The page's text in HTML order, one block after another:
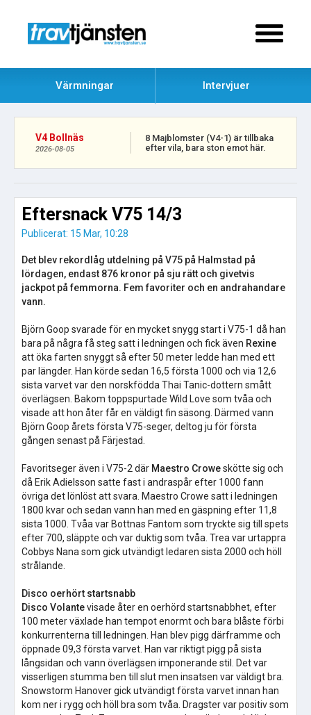
Värmningar Intervjuer
V4 Bollnäs
2026-08-05
8 Majblomster (V4-1) är tillbaka
efter vila, bara ston emot här.
Eftersnack V75 14/3
Publicerat: 15 Mar, 10:28
Det blev rekordlåg utdelning på V75 på Halmstad på
lördagen, endast 876 kronor på sju rätt och givetvis
jackpot på femmorna. Fem favoriter och en andrahandare
vann.
Björn Goop svarade för en mycket snygg start i V75-1 då han
bara på några få steg satt i ledningen och fick även Rexine
att öka farten snyggt så efter 50 meter ledde han med ett
par längder. Han körde sedan 16,5 första 1000 och via 12,6
sista varvet var den norskfödda Thai Tanic-dottern smått
överlägsen. Bakom toppspurtade Wild Love som tvåa och
visade att hon åter får en väldigt fin säsong. Därmed vann
Björn Goop årets första V75-seger, deltog ju för första
gången senast på Färjestad.
Favoritseger även i V75-2 där Maestro Croweskötte sig och
då Erik Adielsson satte fast i andraspår efter 1000 fann
övriga det lönlöst att svara. Maestro Crowe satt i ledningen
1800 kvar och sedan vann han med en gäspning efter 11,8
sista 1000. Tvåa var Bottnas Fantom som tryckte sig till spets
efter 700, släppte och var duktig som tvåa. Trea var urtappra
Cobbys Nana som gick utvändigt ledaren sista 2000 och höll
strålande.
Disco oerhört startsnabb
Disco Volantevisade åter en oerhörd startsnabbhet, efter
100 meter växlade han tempot enormt och bara blåste förbi
konkurrenterna till ledningen. Han blev pigg därframme och
öppnade 09,3 första varvet. Han var riktigt pigg på sista
långsidan och vann överlägsen imponerande stil. Det var
visserligen stumma ben till slut men insatsen var väldigt bra.
Snowstorm Hanover gick utvändigt första varvet innan han
kom ner i rygg och höll bra som tvåa. Dragster var positiv som